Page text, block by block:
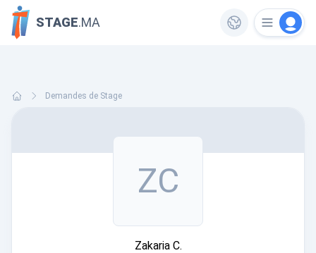
STAGE.MA
Demandes de Stage
ZC
Zakaria C.